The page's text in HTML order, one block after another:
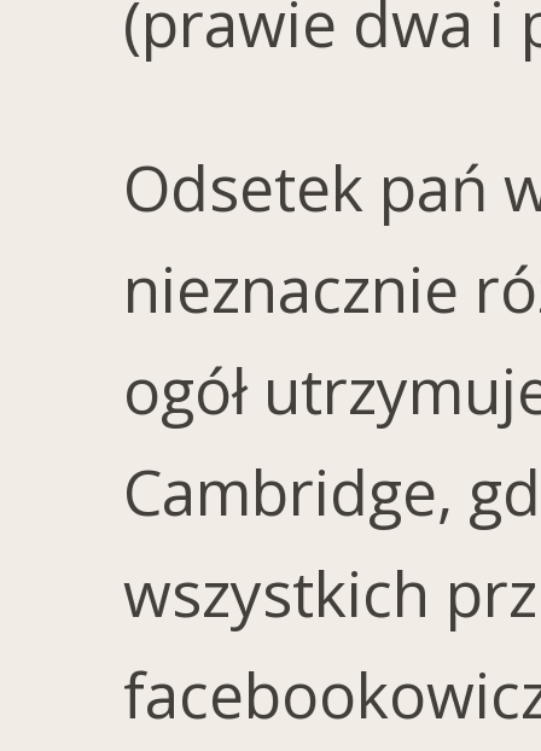
(prawie dwa i
Odsetek pań
nieznacznie
ogół
Cambridge,
wszystkich